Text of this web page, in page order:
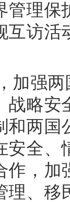
管理保
互访活
加强
战略安
和两国
安全
作，加
理、移